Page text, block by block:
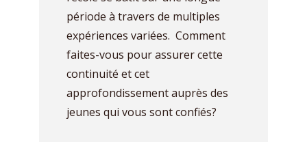
période à travers de multiples
expériences variées. Comment
faites-vous pour assurer cette
continuité et cet
approfondissement auprès des
jeunes qui vous sont confiés?